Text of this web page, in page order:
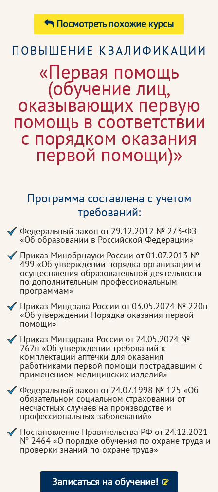
Посмотреть похожие курсы
ПОВЫШЕНИЕ КВАЛИФИКАЦИИ
«Первая помощь
(обучение лиц,
оказывающих первую
помощь в соответствии
с порядком оказания
первой помощи)»
Программа составлена с учетом
требований:
Федеральный закон от 29.12.2012 № 273-ФЗ
«Об образовании в Российской Федерации»
Приказ Минобрнауки России от 01.07.2013 №
499 «Об утверждении порядка организации и
осуществления образовательной деятельности
по дополнительным профессиональным
программам»
Приказ Миндрава России от 03.05.2024 № 220н
«Об утверждении Порядка оказания первой
помощи»
Приказ Минздрава России от 24.05.2024 №
262н «Об утверждении требований к
комплектации аптечки для оказания
работниками первой помощи пострадавшим с
применением медицинских изделий»
Федеральный закон от 24.07.1998 № 125 «Об
обязательном социальном страховании от
несчастных случаев на производстве и
профессиональных заболеваний»
Постановление Правительства РФ от 24.12.2021
№ 2464 «О порядке обучения по охране труда и
проверки знаний по охране труда»
Записаться на обучение!